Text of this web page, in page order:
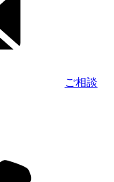
ご相談